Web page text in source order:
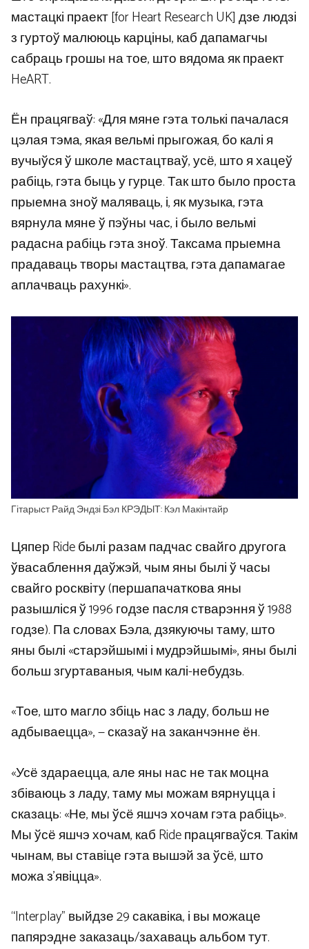
мастацкі праект [for Heart Research UK] дзе людзі
з гуртоў малююць карціны, каб дапамагчы
сабраць грошы на тое, што вядома як праект
HeART.
Ён працягваў: «Для мяне гэта толькі пачалася
цэлая тэма, якая вельмі прыгожая, бо калі я
вучыўся ў школе мастацтваў, усё, што я хацеў
рабіць, гэта быць у гурце. Так што было проста
прыемна зноў маляваць, і, як музыка, гэта
вярнула мяне ў пэўны час, і было вельмі
радасна рабіць гэта зноў. Таксама прыемна
прадаваць творы мастацтва, гэта дапамагае
аплачваць рахункі».
Гітарыст Райд Эндзі Бэл КРЭДЫТ: Кэл Макінтайр
Цяпер Ride былі разам падчас свайго другога
ўвасаблення даўжэй, чым яны былі ў часы
свайго росквіту (першапачаткова яны
разышліся ў 1996 годзе пасля стварэння ў 1988
годзе). Па словах Бэла, дзякуючы таму, што
яны былі «старэйшымі і мудрэйшымі», яны былі
больш згуртаваныя, чым калі-небудзь.
«Тое, што магло збіць нас з ладу, больш не
адбываецца», — сказаў на заканчэнне ён.
«Усё здараецца, але яны нас не так моцна
збіваюць з ладу, таму мы можам вярнуцца і
сказаць: «Не, мы ўсё яшчэ хочам гэта рабіць».
Мы ўсё яшчэ хочам, каб Ride працягваўся. Такім
чынам, вы ставіце гэта вышэй за ўсё, што
можа з’явіцца».
“Interplay” выйдзе 29 сакавіка, і вы можаце
папярэдне заказаць/захаваць альбом тут.